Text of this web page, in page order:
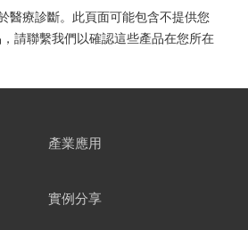
醫療診斷。此頁面可能包含不提供您
請聯繫我們以確認這些產品在您所在
產業應用
實例分享